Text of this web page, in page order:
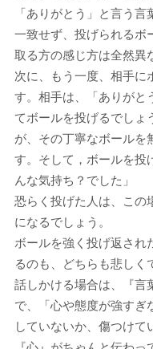
「ありがとう」と言う
一致せず、投げられるボ
取る方の感じ方は全然異
次に、もう一度、相手に
す。相手は、「ありがと
てボールを投げるでしょ
が、その丁寧なボールを
す。そして，ボールを投
んな気持ち？でした」
恐らく投げた人は、この
になるでしょう。
ボールを強く投げ返され
るのも、どちらも悲しく
話しかける場合は、『言
で、「心や態度が強すぎ
していないか、傷つけて